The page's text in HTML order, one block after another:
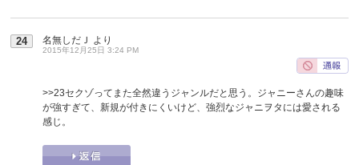
24 名無しだＪ より
2015年12月25日 3:24 PM
>>23セクゾってまた全然違うジャンルだと思う。ジャニーさんの趣味
が強すぎて、新規が付きにくいけど、強烈なジャニヲタには愛される
感じ。